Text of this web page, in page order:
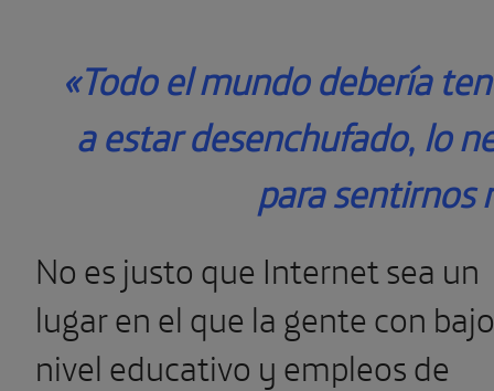
«Todo el mundo debería
a estar desenchufado, lo
para sentirnos
No es justo que Internet sea un
lugar en el que la gente con bajo
nivel educativo y empleos de